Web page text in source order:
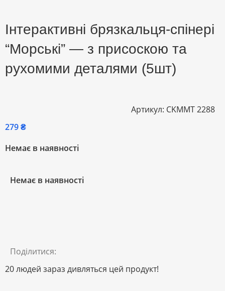
Інтерактивні брязкальця-спінері
“Морські” — з присоскою та
рухомими деталями (5шт)
Артикул: CKММТ 2288
₴
Немає в наявності
Немає в наявності
Поділитися:
20людей зараз дивляться цей продукт!